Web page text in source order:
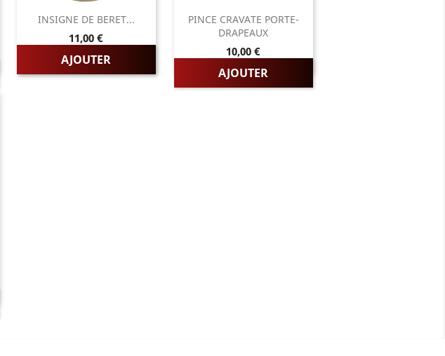
INSIGNE DE BERET...
Prix
11,00 €
AJOUTER
PINCE CRAVATE PORTE-
DRAPEAUX
Prix
10,00 €
AJOUTER